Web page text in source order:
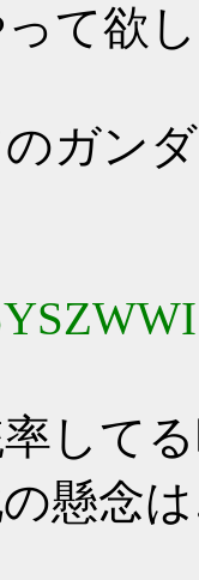
って欲
ガン
して
の懸念